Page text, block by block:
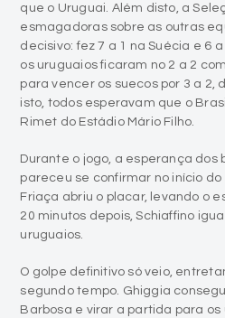
os uruguaios ficaram no 2 a 2
para vencer os suecos por 3 a 2,
isto, todos esperavam que o
Rimet do Estádio Mário Filho.
Durante o jogo, a esperança dos
pareceu se confirmar no início do
20 minutos depois, Schiaffino
uruguaios.
O golpe definitivo só veio,
segundo tempo. Ghiggia
iria assombrar o arqueiro
Aquele tento deu a vitória e a
conquistou sua segunda Copa